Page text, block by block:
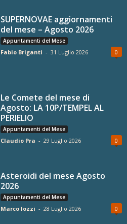
SUPERNOVAE aggiornamenti
del mese – Agosto 2026
Appuntamenti del Mese
Fabio Briganti - 31 Luglio 2026 0
Le Comete del mese di
Agosto: LA 10P/TEMPEL AL
PERIELIO
Appuntamenti del Mese
Claudio Pra - 29 Luglio 2026 0
Asteroidi del mese Agosto
2026
Appuntamenti del Mese
Marco Iozzi - 28 Luglio 2026 0